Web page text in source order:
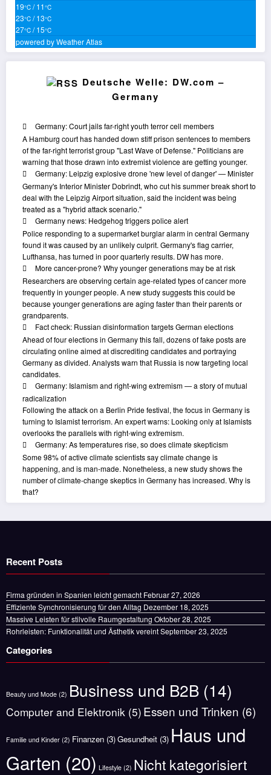
19°C / 11°C
23°C / 13°C
27°C / 15°C
powered byWeather Atlas
Deutsche Welle: DW.com –
Germany
Germany: Court jails far-right youth terror cell members
A Hamburg court has handed down stiff prison sentences to members
of the far-right terrorist group "Last Wave of Defense." Politicians are
warning that those drawn into extremist violence are getting younger.
Germany: Leipzig explosive drone 'new level of danger' — Minister
Germany's Interior Minister Dobrindt, who cut his summer break short to
deal with the Leipzig Airport situation, said the incident was being
treated as a "hybrid attack scenario."
Germany news: Hedgehog triggers police alert
Police responding to a supermarket burglar alarm in central Germany
found it was caused by an unlikely culprit. Germany's flag carrier,
Lufthansa, has turned in poor quarterly results. DW has more.
More cancer-prone? Why younger generations may be at risk
Researchers are observing certain age-related types of cancer more
frequently in younger people. A new study suggests this could be
because younger generations are aging faster than their parents or
grandparents.
Fact check: Russian disinformation targets German elections
Ahead of four elections in Germany this fall, dozens of fake posts are
circulating online aimed at discrediting candidates and portraying
Germany as divided. Analysts warn that Russia is now targeting local
candidates.
Germany: Islamism and right-wing extremism — a story of mutual
radicalization
Following the attack on a Berlin Pride festival, the focus in Germany is
turning to Islamist terrorism. An expert warns: Looking only at Islamists
overlooks the parallels with right-wing extremism.
Germany: As temperatures rise, so does climate skepticism
Some 98% of active climate scientists say climate change is
happening, and is man-made. Nonetheless, a new study shows the
number of climate-change skeptics in Germany has increased. Why is
that?
Recent Posts
Firma gründen in Spanien leicht gemacht Februar 27, 2026
Effiziente Synchronisierung für den Alltag Dezember 18, 2025
Massive Leisten für stilvolle Raumgestaltung Oktober 28, 2025
Rohrleisten: Funktionalität und Ästhetik vereintSeptember 23, 2025
Categories
Beauty und Mode (2) Business und B2B (14)
Computer and Elektronik (5) Essen und Trinken (6)
Familie und Kinder (2) Finanzen (3)Gesundheit (3) Haus und
Garten (20) Lifestyle (2) Nicht kategorisiert